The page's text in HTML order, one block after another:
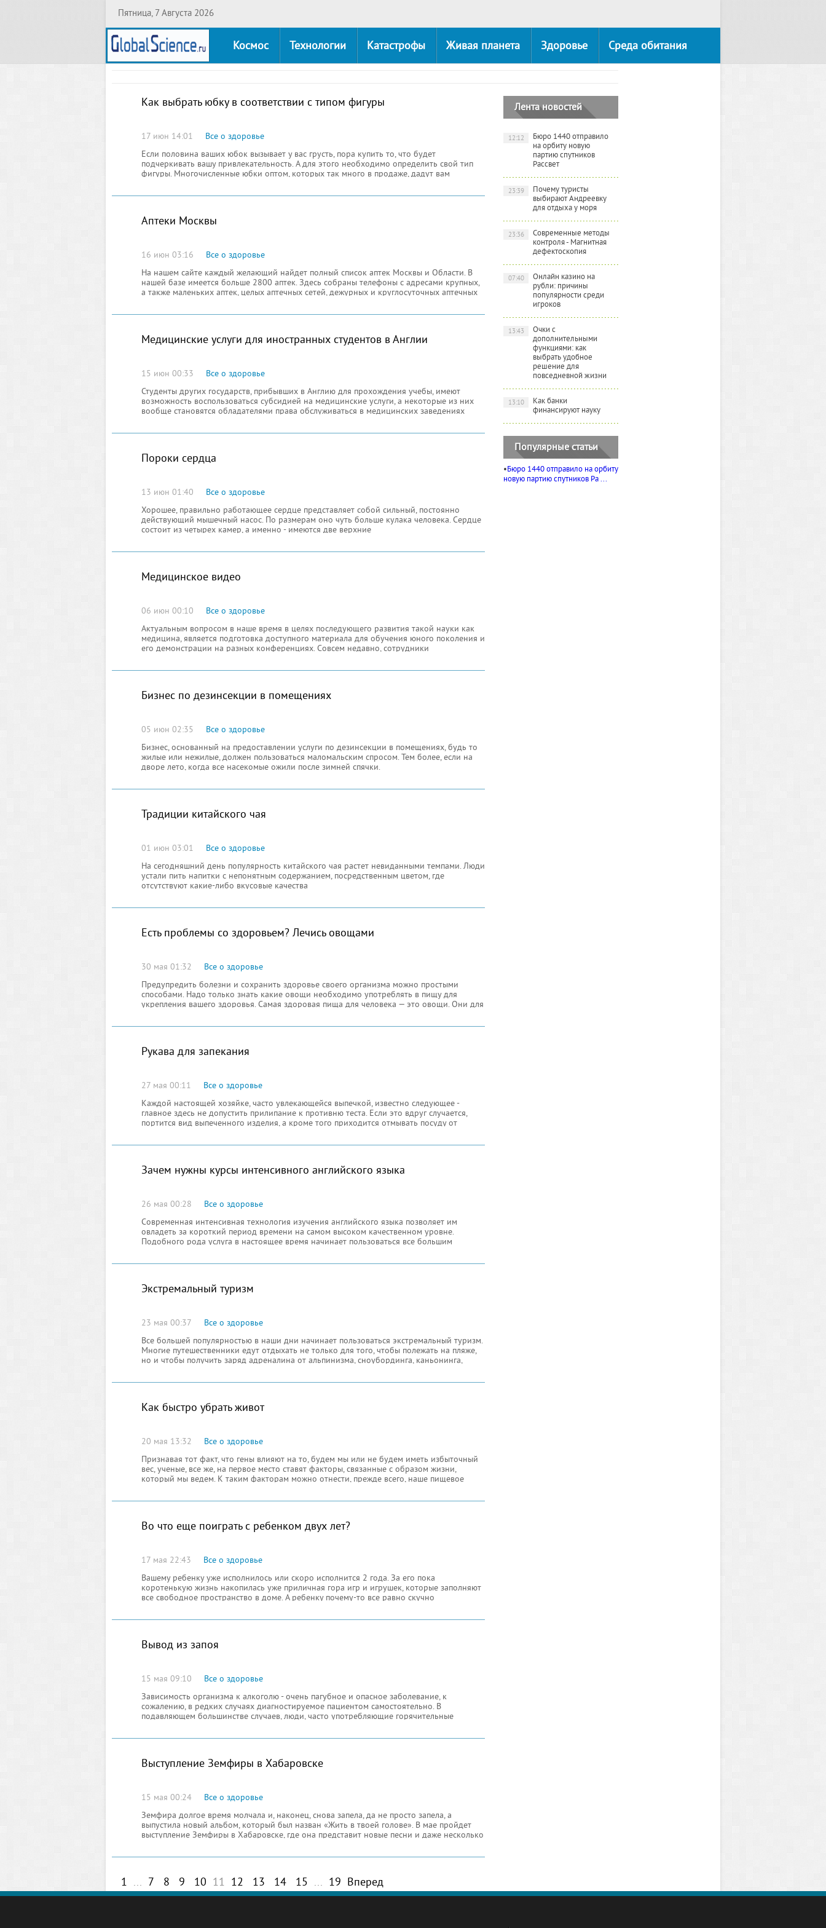
Пятница, 7 Августа 2026
Космос Технологии Катастрофы Живая планета Здоровье Среда обитания
Как выбрать юбку в соответствии с типом фигуры
17 июн 14:01
Все о здоровье
Если половина ваших юбок вызывает у вас грусть, пора купить то, что будет
подчеркивать вашу привлекательность. А для этого необходимо определить свой тип
фигуры. Многочисленные юбки оптом, которых так много в продаже, дадут вам
Аптеки Москвы
16 июн 03:16
Все о здоровье
На нашем сайте каждый желающий найдет полный список аптек Москвы и Области. В
нашей базе имеется больше 2800 аптек. Здесь собраны телефоны с адресами крупных,
а также маленьких аптек, целых аптечных сетей, дежурных и круглосуточных аптечных
Медицинские услуги для иностранных студентов в Англии
15 июн 00:33
Все о здоровье
Студенты других государств, прибывших в Англию для прохождения учебы, имеют
возможность воспользоваться субсидией на медицинские услуги, а некоторые из них
вообще становятся обладателями права обслуживаться в медицинских заведениях
Пороки сердца
13 июн 01:40
Все о здоровье
Хорошее, правильно работающее сердце представляет собой сильный, постоянно
действующий мышечный насос. По размерам оно чуть больше кулака человека. Сердце
состоит из четырех камер, а именно - имеются две верхние
Медицинское видео
06 июн 00:10
Все о здоровье
Актуальным вопросом в наше время в целях последующего развития такой науки как
медицина, является подготовка доступного материала для обучения юного поколения и
его демонстрации на разных конференциях. Совсем недавно, сотрудники
Бизнес по дезинсекции в помещениях
05 июн 02:35
Все о здоровье
Бизнес, основанный на предоставлении услуги по дезинсекции в помещениях, будь то
жилые или нежилые, должен пользоваться маломальским спросом. Тем более, если на
дворе лето, когда все насекомые ожили после зимней спячки.
Традиции китайского чая
01 июн 03:01
Все о здоровье
На сегодняшний день популярность китайского чая растет невиданными темпами. Люди
устали пить напитки с непонятным содержанием, посредственным цветом, где
отсутствуют какие-либо вкусовые качества
Есть проблемы со здоровьем? Лечись овощами
30 мая 01:32
Все о здоровье
Предупредить болезни и сохранить здоровье своего организма можно простыми
способами. Надо только знать какие овощи необходимо употреблять в пищу для
укрепления вашего здоровья. Самая здоровая пища для человека — это овощи. Они для
Рукава для запекания
27 мая 00:11
Все о здоровье
Каждой настоящей хозяйке, часто увлекающейся выпечкой, известно следующее -
главное здесь не допустить прилипание к противню теста. Если это вдруг случается,
портится вид выпеченного изделия, а кроме того приходится отмывать посуду от
Зачем нужны курсы интенсивного английского языка
26 мая 00:28
Все о здоровье
Современная интенсивная технология изучения английского языка позволяет им
овладеть за короткий период времени на самом высоком качественном уровне.
Подобного рода услуга в настоящее время начинает пользоваться все большим
Экстремальный туризм
23 мая 00:37
Все о здоровье
Все большей популярностью в наши дни начинает пользоваться экстремальный туризм.
Многие путешественники едут отдыхать не только для того, чтобы полежать на пляже,
но и чтобы получить заряд адреналина от альпинизма, сноубординга, каньонинга,
Как быстро убрать живот
20 мая 13:32
Все о здоровье
Признавая тот факт, что гены влияют на то, будем мы или не будем иметь избыточный
вес, ученые, все же, на первое место ставят факторы, связанные с образом жизни,
который мы ведем. К таким факторам можно отнести, прежде всего, наше пищевое
Во что еще поиграть с ребенком двух лет?
17 мая 22:43
Все о здоровье
Вашему ребенку уже исполнилось или скоро исполнится 2 года. За его пока
коротенькую жизнь накопилась уже приличная гора игр и игрушек, которые заполняют
все свободное пространство в доме. А ребенку почему-то все равно скучно
Вывод из запоя
15 мая 09:10
Все о здоровье
Зависимость организма к алкоголю - очень пагубное и опасное заболевание, к
сожалению, в редких случаях диагностируемое пациентом самостоятельно. В
подавляющем большинстве случаев, люди, часто употребляющие горячительные
Выступление Земфиры в Хабаровске
15 мая 00:24
Все о здоровье
Земфира долгое время молчала и, наконец, снова запела, да не просто запела, а
выпустила новый альбом, который был назван «Жить в твоей голове». В мае пройдет
выступление Земфиры в Хабаровске, где она представит новые песни и даже несколько
1 ... 7 8 9 10 11 12 13 14 15 ... 19 Вперед
Лента новостей
Бюро 1440 отправило
на орбиту новую
партию спутников
Рассвет
12:12
Почему туристы
выбирают Андреевку
для отдыха у моря
23:39
Современные методы
контроля - Магнитная
дефектоскопия
23:36
Онлайн казино на
рубли: причины
популярности среди
игроков
07:40
Очки с
дополнительными
функциями: как
выбрать удобное
решение для
повседневной жизни
13:43
Как банки
финансируют науку
13:10
Популярные статьи
•Бюро 1440 отправило на орбиту
новую партию спутников Ра ...